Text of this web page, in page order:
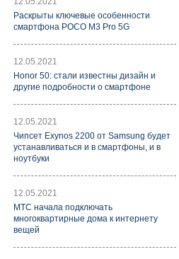
Раскрыты ключевые особенности
смартфона POCO M3 Pro 5G
12.05.2021
Honor 50: стали известны дизайн и
другие подробности о смартфоне
12.05.2021
Чипсет Exynos 2200 от Samsung будет
устанавливаться и в смартфоны, и в
ноутбуки
12.05.2021
МТС начала подключать
многоквартирные дома к интернету
вещей